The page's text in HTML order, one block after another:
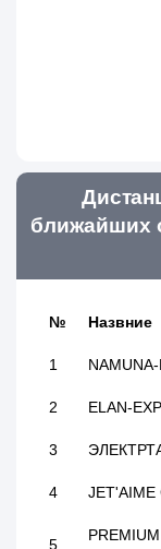
ближайших
№ Назвние
1
2 ELAN-
3
4 JET'AIME
5